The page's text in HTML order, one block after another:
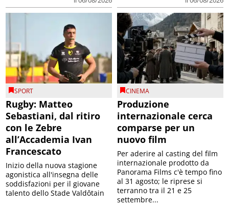
SPORT
Rugby: Matteo
Sebastiani, dal ritiro
con le Zebre
all’Accademia Ivan
Francescato
Inizio della nuova stagione
agonistica all'insegna delle
soddisfazioni per il giovane
talento dello Stade Valdôtain
CINEMA
Produzione
internazionale cerca
comparse per un
nuovo film
Per aderire al casting del film
internazionale prodotto da
Panorama Films c'è tempo fino
al 31 agosto; le riprese si
terranno tra il 21 e 25
settembre...